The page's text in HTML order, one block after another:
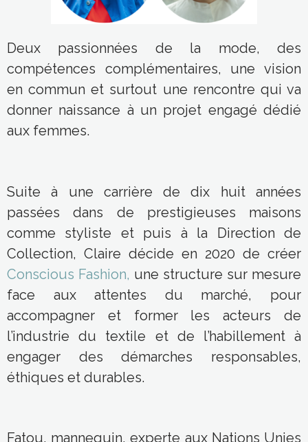
Deux passionnées de la mode, des
compétences complémentaires, une vision
en commun et surtout une rencontre qui va
donner naissance à un projet engagé dédié
aux femmes.
Suite à une carrière de dix huit années
passées dans de prestigieuses maisons
comme styliste et puis à la Direction de
Collection, Claire décide en 2020 de créer
Conscious Fashion,
une structure sur mesure
face aux attentes du marché, pour
accompagner et former les acteurs de
l’industrie du textile et de l’habillement à
engager des démarches responsables,
éthiques et durables.
Fatou, mannequin, experte aux Nations Unies